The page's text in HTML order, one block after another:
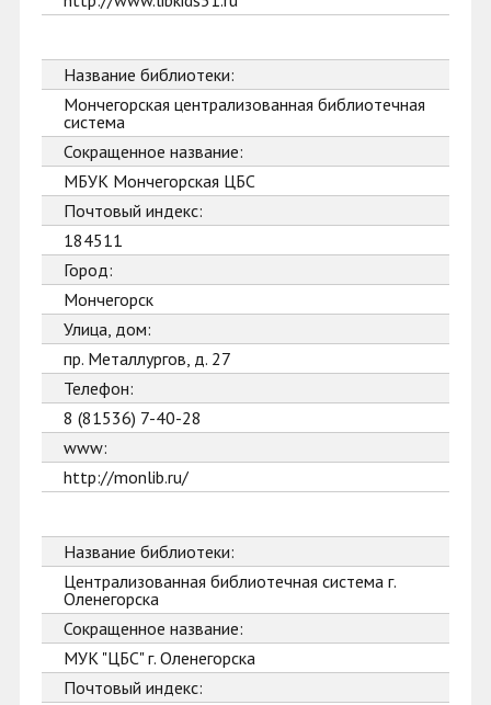
Название библиотеки:
Мончегорская централизованная библиотечная
система
Сокращенное название:
МБУК Мончегорская ЦБС
Почтовый индекс:
184511
Город:
Мончегорск
Улица, дом:
пр. Металлургов, д. 27
Телефон:
8 (81536) 7-40-28
www:
http://monlib.ru/
Название библиотеки:
Централизованная библиотечная система г.
Оленегорска
Сокращенное название:
МУК "ЦБС" г. Оленегорска
Почтовый индекс: